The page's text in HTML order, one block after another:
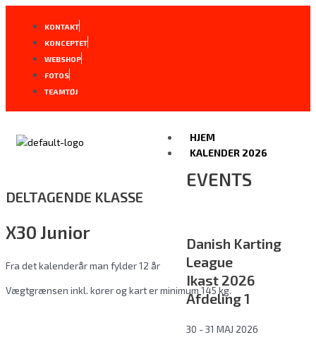
Gå
KONTAKT
KONCEPTET
WEBSHOP
FOTOS
TEAMTØJ
HJEM
KALENDER 2026
EVENTS
Danish Karting
League
Ikast 2026
Afdeling 1
30 - 31 MAJ 2026
DELTAGENDE KLASSE
X30 Junior
Fra det kalenderår man fylder 12 år
Vægtgrænsen inkl. kører og kart er minimum 145 kg.